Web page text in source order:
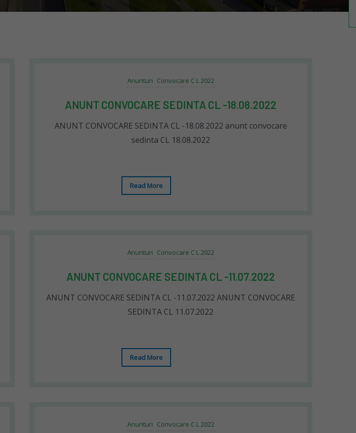
Anunturi Convocare C L 2022
ANUNT CONVOCARE SEDINTA CL -18.08.2022
ANUNT CONVOCARE SEDINTA CL -18.08.2022 anunt convocare
sedinta CL 18.08.2022
Read More
Anunturi Convocare C L 2022
ANUNT CONVOCARE SEDINTA CL -11.07.2022
ANUNT CONVOCARE SEDINTA CL -11.07.2022 ANUNT CONVOCARE
SEDINTA CL 11.07.2022
Read More
Anunturi Convocare C L 2022